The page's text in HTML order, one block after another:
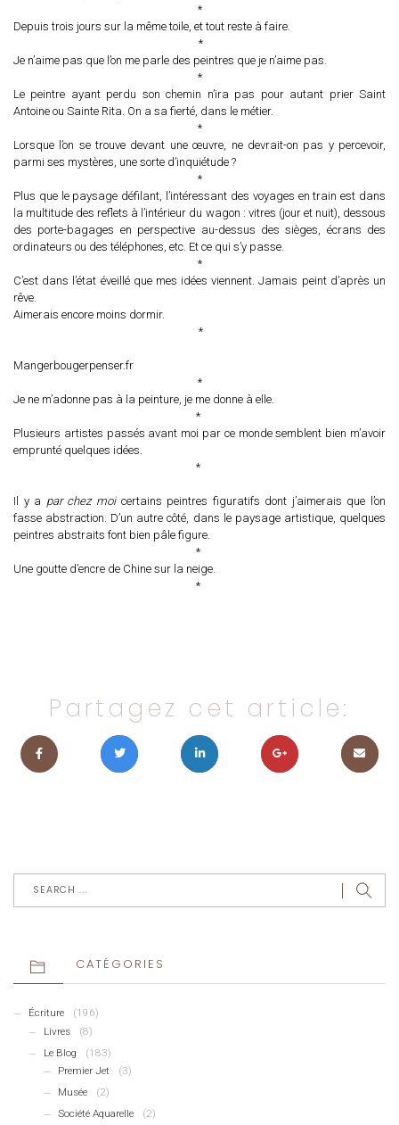
*
Depuis trois jours sur la même toile, et tout reste à faire.
*
Je n’aime pas que l’on me parle des peintres que je n’aime pas.
*
Le peintre ayant perdu son chemin n’ira pas pour autant prier Saint
Antoine ou Sainte Rita. On a sa fierté, dans le métier.
*
Lorsque l’on se trouve devant une œuvre, ne devrait-on pas y percevoir,
parmi ses mystères, une sorte d’inquiétude ?
*
Plus que le paysage défilant, l’intéressant des voyages en train est dans
la multitude des reflets à l’intérieur du wagon : vitres (jour et nuit), dessous
des porte-bagages en perspective au-dessus des sièges, écrans des
ordinateurs ou des téléphones, etc. Et ce qui s’y passe.
*
C’est dans l’état éveillé que mes idées viennent. Jamais peint d’après un
rêve.
Aimerais encore moins dormir.
*
Mangerbougerpenser.fr
*
Je ne m’adonne pas à la peinture, je me donne à elle.
*
Plusieurs artistes passés avant moi par ce monde semblent bien m’avoir
emprunté quelques idées.
*
Il y a par chez moicertains peintres figuratifs dont j’aimerais que l’on
fasse abstraction. D’un autre côté, dans le paysage artistique, quelques
peintres abstraits font bien pâle figure.
*
Une goutte d’encre de Chine sur la neige.
*
Partagez cet article:
CATÉGORIES
Écriture
(196)
Livres
(8)
Le Blog
(183)
Premier Jet
(3)
Musée
(2)
Société Aquarelle
(2)